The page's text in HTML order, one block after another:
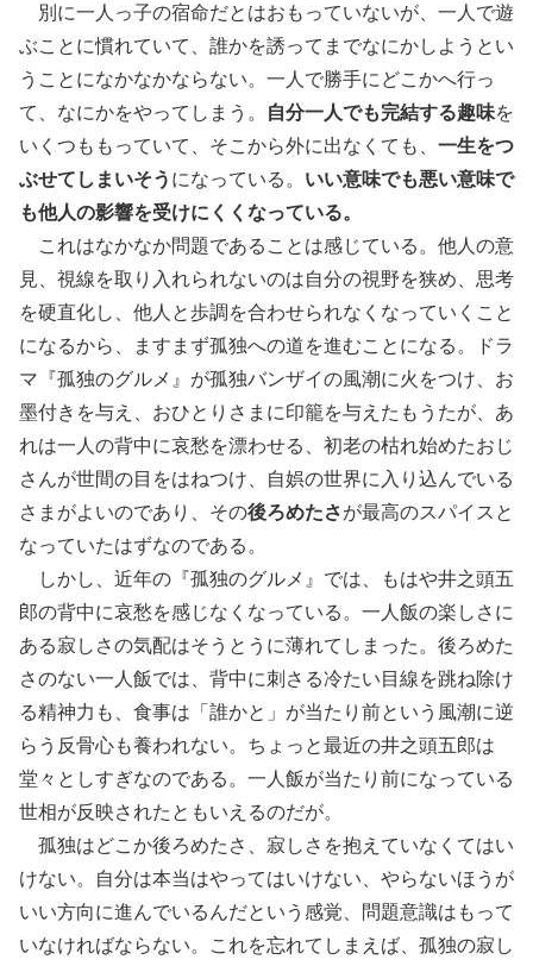
別に一人っ子の宿命だとはおもっていないが、一人で遊
ぶことに慣れていて、誰かを誘ってまでなにかしようとい
うことになかなかならない。一人で勝手にどこかへ行っ
て、なにかをやってしまう。
自分一人でも完結する趣味を
いくつももっていて、そこから外に出なくても、 一生をつ
ぶせてしまいそう になっている。 いい意味でも悪い意味で
も他人の影響を受けにくくなっている。
これはなかなか問題であることは感じている。他人の意
見、視線を取り入れられないのは自分の視野を狭め、思考
を硬直化し、他人と歩調を合わせられなくなっていくこと
になるから、ますまず孤独への道を進むことになる。ドラ
マ『孤独のグルメ』が孤独バンザイの風潮に火をつけ、お
墨付きを与え、おひとりさまに印籠を与えたもうたが、あ
れは一人の背中に哀愁を漂わせる、初老の枯れ始めたおじ
さんが世間の目をはねつけ、自娯の世界に入り込んでいる
さまがよいのであり、その後ろめたさが最高のスパイスと
なっていたはずなのである。
しかし、近年の『孤独のグルメ』では、もはや井之頭五
郎の背中に哀愁を感じなくなっている。一人飯の楽しさに
ある寂しさの気配はそうとうに薄れてしまった。後ろめた
さのない一人飯では、背中に刺さる冷たい目線を跳ね除け
る精神力も、食事は「誰かと」が当たり前という風潮に逆
らう反骨心も養われない。ちょっと最近の井之頭五郎は
堂々としすぎなのである。一人飯が当たり前になっている
世相が反映されたともいえるのだが。
孤独はどこか後ろめたさ、寂しさを抱えていなくてはい
けない。自分は本当はやってはいけない、やらないほうが
いい方向に進んでいるんだという感覚、問題意識はもって
いなければならない。これを忘れてしまえば、孤独の寂し